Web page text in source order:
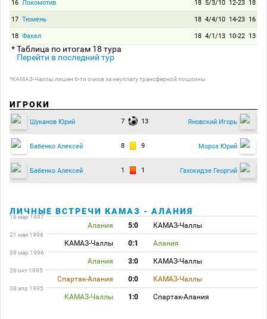
16 Локомотив 18 5/3/10 12-23 18
17 Тюмень 18 4/4/10 14-23 16
18 Факел 18 4/1/13 10-22 13
* Таблица по итогам 18 тура
Перейти в последний тур
*КАМАЗ-Чаллы лишен 6-ти очков за неуплату трансферной пошлины
ИГРОКИ
Шуканов Юрий 7 13 Яновский Игорь
Бабенко Алексей 8 9 Мороз Юрий
Бабенко Алексей 1 1 Гахокидзе Георгий
ЛИЧНЫЕ ВСТРЕЧИ КАМАЗ - АЛАНИЯ
16 мар 1997
Алания 5:0 КАМАЗ-Чаллы
21 мая 1996
КАМАЗ-Чаллы 0:1 Алания
09 мар 1996
Алания 3:0 КАМАЗ-Чаллы
26 окт 1995
Спартак-Алания 0:0 КАМАЗ-Чаллы
08 апр 1995
КАМАЗ-Чаллы 1:0 Спартак-Алания